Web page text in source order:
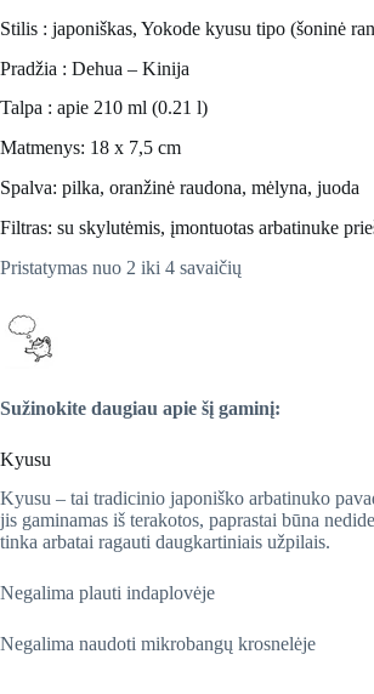
Stilis : japoniškas, Yokode kyusu tipo (šoninė
Pradžia : Dehua – Kinija
Talpa : apie 210 ml (0.21 l)
Matmenys: 18 x 7,5 cm
Spalva: pilka, oranžinė raudona, mėlyna, juoda
Filtras: su skylutėmis, įmontuotas arbatinuke
Pristatymas nuo 2 iki 4 savaičių
Sužinokite daugiau apie šį gaminį:
Kyusu
Kyusu – tai tradicinio japoniško arbatinuko
jis gaminamas iš terakotos, paprastai būna
tinka arbatai ragauti daugkartiniais užpilais.
Negalima plauti indaplovėje
Negalima naudoti mikrobangų krosnelėje